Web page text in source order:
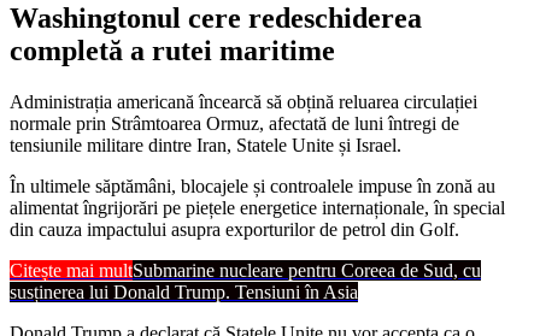
Washingtonul cere redeschiderea
completă a rutei maritime
Administrația americană încearcă să obțină reluarea circulației
normale prin Strâmtoarea Ormuz, afectată de luni întregi de
tensiunile militare dintre Iran, Statele Unite și Israel.
În ultimele săptămâni, blocajele și controalele impuse în zonă au
alimentat îngrijorări pe piețele energetice internaționale, în special
din cauza impactului asupra exporturilor de petrol din Golf.
Citește mai multSubmarine nucleare pentru Coreea de Sud, cu
susținerea lui Donald Trump. Tensiuni în Asia